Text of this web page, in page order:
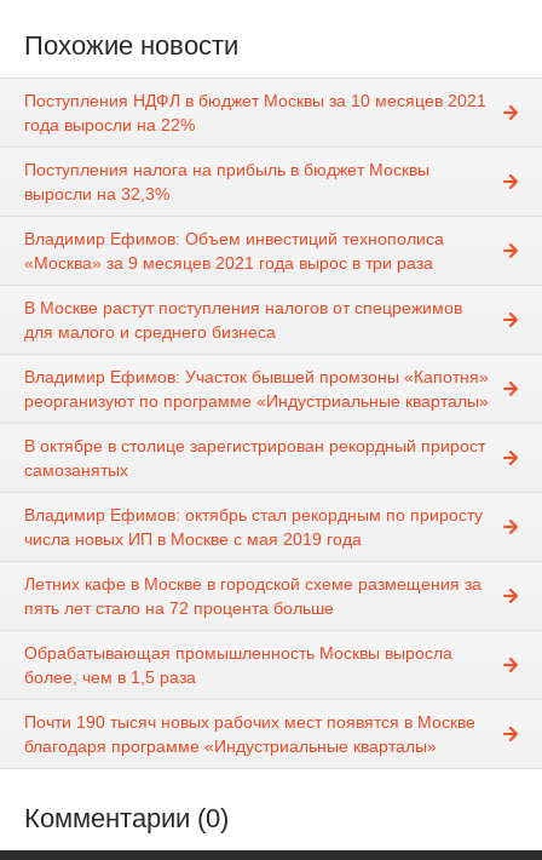
Похожие новости
Поступления НДФЛ в бюджет Москвы за 10 месяцев 2021
года выросли на 22%
Поступления налога на прибыль в бюджет Москвы
выросли на 32,3%
Владимир Ефимов: Объем инвестиций технополиса
«Москва» за 9 месяцев 2021 года вырос в три раза
В Москве растут поступления налогов от спецрежимов
для малого и среднего бизнеса
Владимир Ефимов: Участок бывшей промзоны «Капотня»
реорганизуют по программе «Индустриальные кварталы»
В октябре в столице зарегистрирован рекордный прирост
самозанятых
Владимир Ефимов: октябрь стал рекордным по приросту
числа новых ИП в Москве с мая 2019 года
Летних кафе в Москве в городской схеме размещения за
пять лет стало на 72 процента больше
Обрабатывающая промышленность Москвы выросла
более, чем в 1,5 раза
Почти 190 тысяч новых рабочих мест появятся в Москве
благодаря программе «Индустриальные кварталы»
Комментарии (0)